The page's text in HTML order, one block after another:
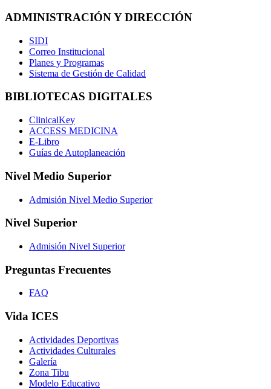
ADMINISTRACIÓN Y DIRECCIÓN
SIDI
Correo Institucional
Planes y Programas
Sistema de Gestión de Calidad
BIBLIOTECAS DIGITALES
ClinicalKey
ACCESS MEDICINA
E-Libro
Guías de Autoplaneación
Nivel Medio Superior
Admisión Nivel Medio Superior
Nivel Superior
Admisión Nivel Superior
Preguntas Frecuentes
FAQ
Vida ICES
Actividades Deportivas
Actividades Culturales
Galería
Zona Tibu
Modelo Educativo